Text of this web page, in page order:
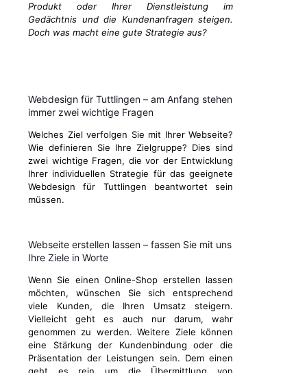
Produkt oder Ihrer Dienstleistung im
Gedächtnis und die Kundenanfragen steigen.
Doch was macht eine gute Strategie aus?
Webdesign für Tuttlingen – am Anfang stehen
immer zwei wichtige Fragen
Welches Ziel verfolgen Sie mit Ihrer Webseite?
Wie definieren Sie Ihre Zielgruppe? Dies sind
zwei wichtige Fragen, die vor der Entwicklung
Ihrer individuellen Strategie für das geeignete
Webdesign für Tuttlingen beantwortet sein
müssen.
Webseite erstellen lassen – fassen Sie mit uns
Ihre Ziele in Worte
Wenn Sie einen Online-Shop erstellen lassen
möchten, wünschen Sie sich entsprechend
viele Kunden, die Ihren Umsatz steigern.
Vielleicht geht es auch nur darum, wahr
genommen zu werden. Weitere Ziele können
eine Stärkung der Kundenbindung oder die
Präsentation der Leistungen sein. Dem einen